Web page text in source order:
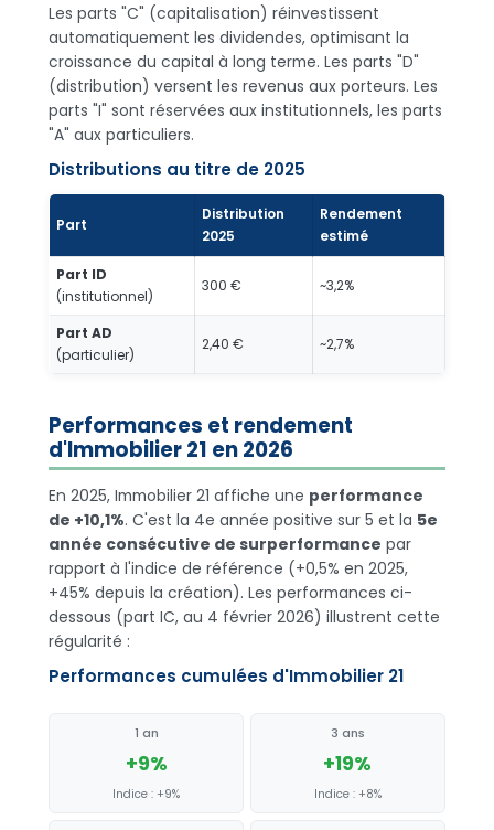
Les parts "C" (capitalisation) réinvestissent
automatiquement les dividendes, optimisant la
croissance du capital à long terme. Les parts "D"
(distribution) versent les revenus aux porteurs. Les
parts "I" sont réservées aux institutionnels, les parts
"A" aux particuliers.
Distributions au titre de 2025
Part
Distribution
2025
Rendement
estimé
Part ID
(institutionnel)
300 € ~3,2%
Part AD
(particulier)
2,40 € ~2,7%
Performances et rendement
d'Immobilier 21 en 2026
En 2025, Immobilier 21 affiche une performance
de +10,1%. C'est la 4e année positive sur 5 et la 5e
année consécutive de surperformance par
rapport à l'indice de référence (+0,5% en 2025,
+45% depuis la création). Les performances ci-
dessous (part IC, au 4 février 2026) illustrent cette
régularité :
Performances cumulées d'Immobilier 21
1 an
+9%
Indice : +9%
3 ans
+19%
Indice : +8%